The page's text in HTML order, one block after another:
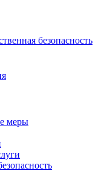
безопасность
меры